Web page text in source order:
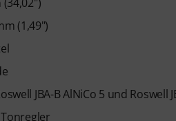
(1,49")
JBA-B AlNiCo 5 und Roswell